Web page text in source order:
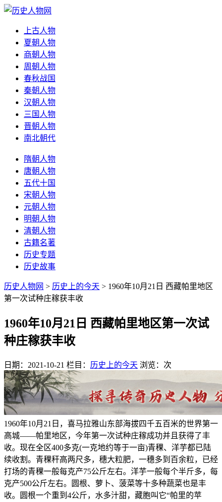
上古人物
夏朝人物
商朝人物
周朝人物
春秋战国
秦朝人物
汉朝人物
三国人物
晋朝人物
南北朝代
隋朝人物
唐朝人物
五代十国
宋朝人物
元朝人物
明朝人物
清朝人物
古籍名著
历史专题
历史故事
历史人物网 > 历史上的今天 > 1960年10月21日 西藏帕里地区
第一次试种庄稼获丰收
1960年10月21日 西藏帕里地区第一次试
种庄稼获丰收
日期：2021-10-21 栏目： 历史上的今天 浏览： 次
1960年10月21日，喜马拉雅山东部海拔四千五百米的世界第一
高城——帕里地区，今年第一次试种庄稼成功并且获得了丰
收。现在全区400多克(一克地约等于一亩)青稞、洋芋都已陆
续收割。青稞秆高两尺多，穗大粒肥，一穗多到百余粒，已经
打场的青稞一般每克产75公斤左右。洋芋一般每个半斤多，每
克产500公斤左右。圆根、萝卜、菠菜等十多种蔬菜也是丰
收。圆根一个重到4公斤，水多汁甜，藏胞叫它“帕里的苹